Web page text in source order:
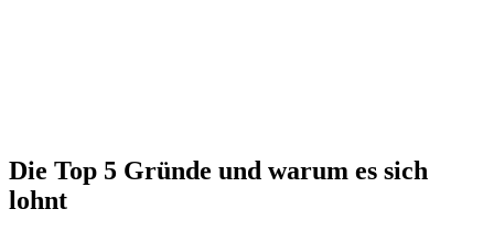
Die Top 5 Gründe und warum es sich
lohnt